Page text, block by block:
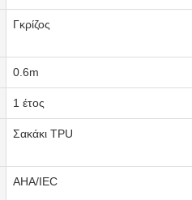
Γκρίζος
0.6m
1 έτος
Σακάκι TPU
AHA/IEC